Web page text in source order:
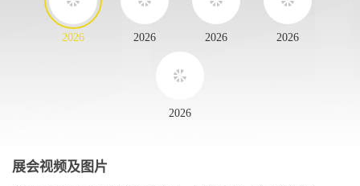
2026 2026 2026 2026
2026
展会视频及图片